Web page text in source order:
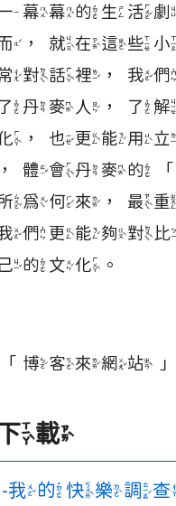
幕幕的生活
，就在這些
對話裡，我
丹麥人，了
，也更能用
體會丹麥的
為何來，最
們更能夠對比
的文化。
博客來網站」
載
我的快樂調